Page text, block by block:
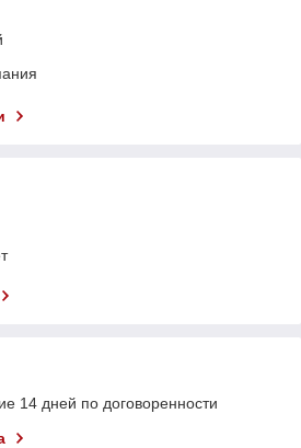
14 дней по договоренности